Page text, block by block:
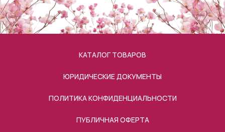
КАТАЛОГ ТОВАРОВ
ЮРИДИЧЕСКИЕ ДОКУМЕНТЫ
ПОЛИТИКА КОНФИДЕНЦИАЛЬНОСТИ
ПУБЛИЧНАЯ ОФЕРТА